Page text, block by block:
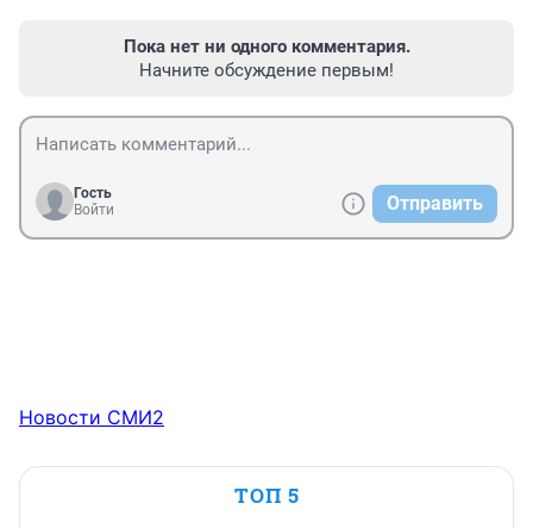
Пока нет ни одного комментария.
Начните обсуждение первым!
Гость
Войти
Отправить
Новости СМИ2
ТОП 5